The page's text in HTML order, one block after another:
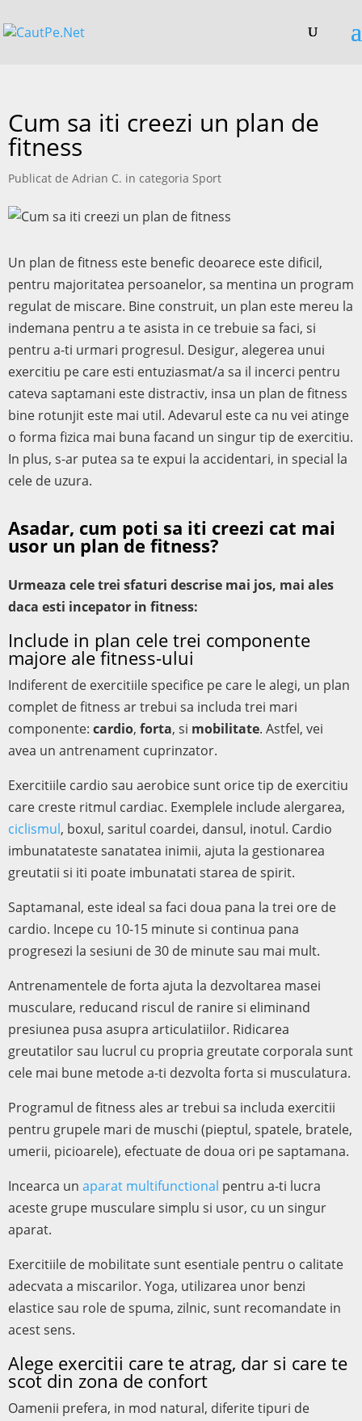
Cum sa iti creezi un plan de
fitness
Publicat de Adrian C. in categoria Sport
Un plan de fitness este benefic deoarece este dificil,
pentru majoritatea persoanelor, sa mentina un program
regulat de miscare. Bine construit, un plan este mereu la
indemana pentru a te asista in ce trebuie sa faci, si
pentru a-ti urmari progresul. Desigur, alegerea unui
exercitiu pe care esti entuziasmat/a sa il incerci pentru
cateva saptamani este distractiv, insa un plan de fitness
bine rotunjit este mai util. Adevarul este ca nu vei atinge
o forma fizica mai buna facand un singur tip de exercitiu.
In plus, s-ar putea sa te expui la accidentari, in special la
cele de uzura.
Asadar, cum poti sa iti creezi cat mai
usor un plan de fitness?
Urmeaza cele trei sfaturi descrise mai jos, mai ales
daca esti incepator in fitness:
Include in plan cele trei componente
majore ale fitness-ului
Indiferent de exercitiile specifice pe care le alegi, un plan
complet de fitness ar trebui sa includa trei mari
componente: cardio, forta, si mobilitate. Astfel, vei
avea un antrenament cuprinzator.
Exercitiile cardio sau aerobice sunt orice tip de exercitiu
care creste ritmul cardiac. Exemplele include alergarea,
ciclismul, boxul, saritul coardei, dansul, inotul. Cardio
imbunatateste sanatatea inimii, ajuta la gestionarea
greutatii si iti poate imbunatati starea de spirit.
Saptamanal, este ideal sa faci doua pana la trei ore de
cardio. Incepe cu 10-15 minute si continua pana
progresezi la sesiuni de 30 de minute sau mai mult.
Antrenamentele de forta ajuta la dezvoltarea masei
musculare, reducand riscul de ranire si eliminand
presiunea pusa asupra articulatiilor. Ridicarea
greutatilor sau lucrul cu propria greutate corporala sunt
cele mai bune metode a-ti dezvolta forta si musculatura.
Programul de fitness ales ar trebui sa includa exercitii
pentru grupele mari de muschi (pieptul, spatele, bratele,
umerii, picioarele), efectuate de doua ori pe saptamana.
Incearca un aparat multifunctional pentru a-ti lucra
aceste grupe musculare simplu si usor, cu un singur
aparat.
Exercitiile de mobilitate sunt esentiale pentru o calitate
adecvata a miscarilor. Yoga, utilizarea unor benzi
elastice sau role de spuma, zilnic, sunt recomandate in
acest sens.
Alege exercitii care te atrag, dar si care te
scot din zona de confort
Oamenii prefera, in mod natural, diferite tipuri de